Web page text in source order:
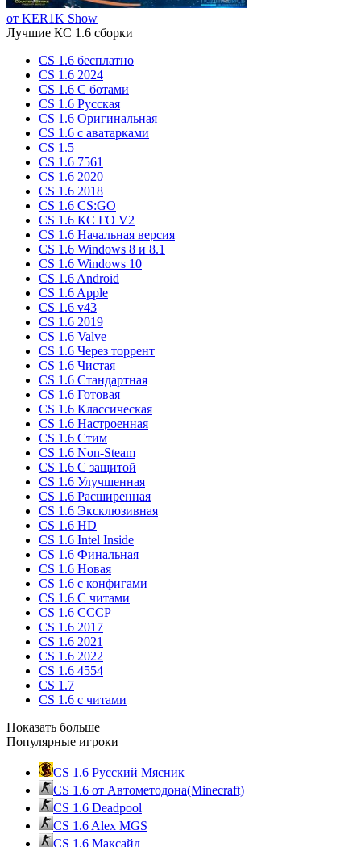
от KER1K Show
Лучшие КС 1.6 сборки
CS 1.6 бесплатно
CS 1.6 2024
CS 1.6 С ботами
CS 1.6 Русская
CS 1.6 Оригинальная
CS 1.6 c аватарками
CS 1.5
CS 1.6 7561
CS 1.6 2020
CS 1.6 2018
CS 1.6 CS:GO
CS 1.6 КС ГО V2
CS 1.6 Начальная версия
CS 1.6 Windows 8 и 8.1
CS 1.6 Windows 10
CS 1.6 Android
CS 1.6 Apple
CS 1.6 v43
CS 1.6 2019
CS 1.6 Valve
CS 1.6 Через торрент
CS 1.6 Чистая
CS 1.6 Стандартная
CS 1.6 Готовая
CS 1.6 Классическая
CS 1.6 Настроенная
CS 1.6 Стим
CS 1.6 Non-Steam
CS 1.6 C защитой
CS 1.6 Улучшенная
CS 1.6 Расширенная
CS 1.6 Эксклюзивная
CS 1.6 HD
CS 1.6 Intel Inside
CS 1.6 Финальная
CS 1.6 Новая
CS 1.6 с конфигами
CS 1.6 С читами
CS 1.6 CCCP
CS 1.6 2017
CS 1.6 2021
CS 1.6 2022
CS 1.6 4554
CS 1.7
CS 1.6 с читами
Показать больше
Популярные игроки
CS 1.6 Русский Мясник
CS 1.6 от Автометодона(Minecraft)
CS 1.6 Deadpool
CS 1.6 Alex MGS
CS 1.6 Максайд